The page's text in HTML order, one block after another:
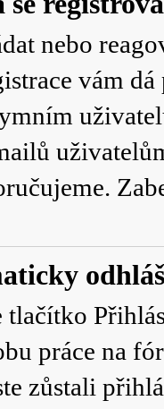
nebo
vám
tlačítko
práce na
zůstali